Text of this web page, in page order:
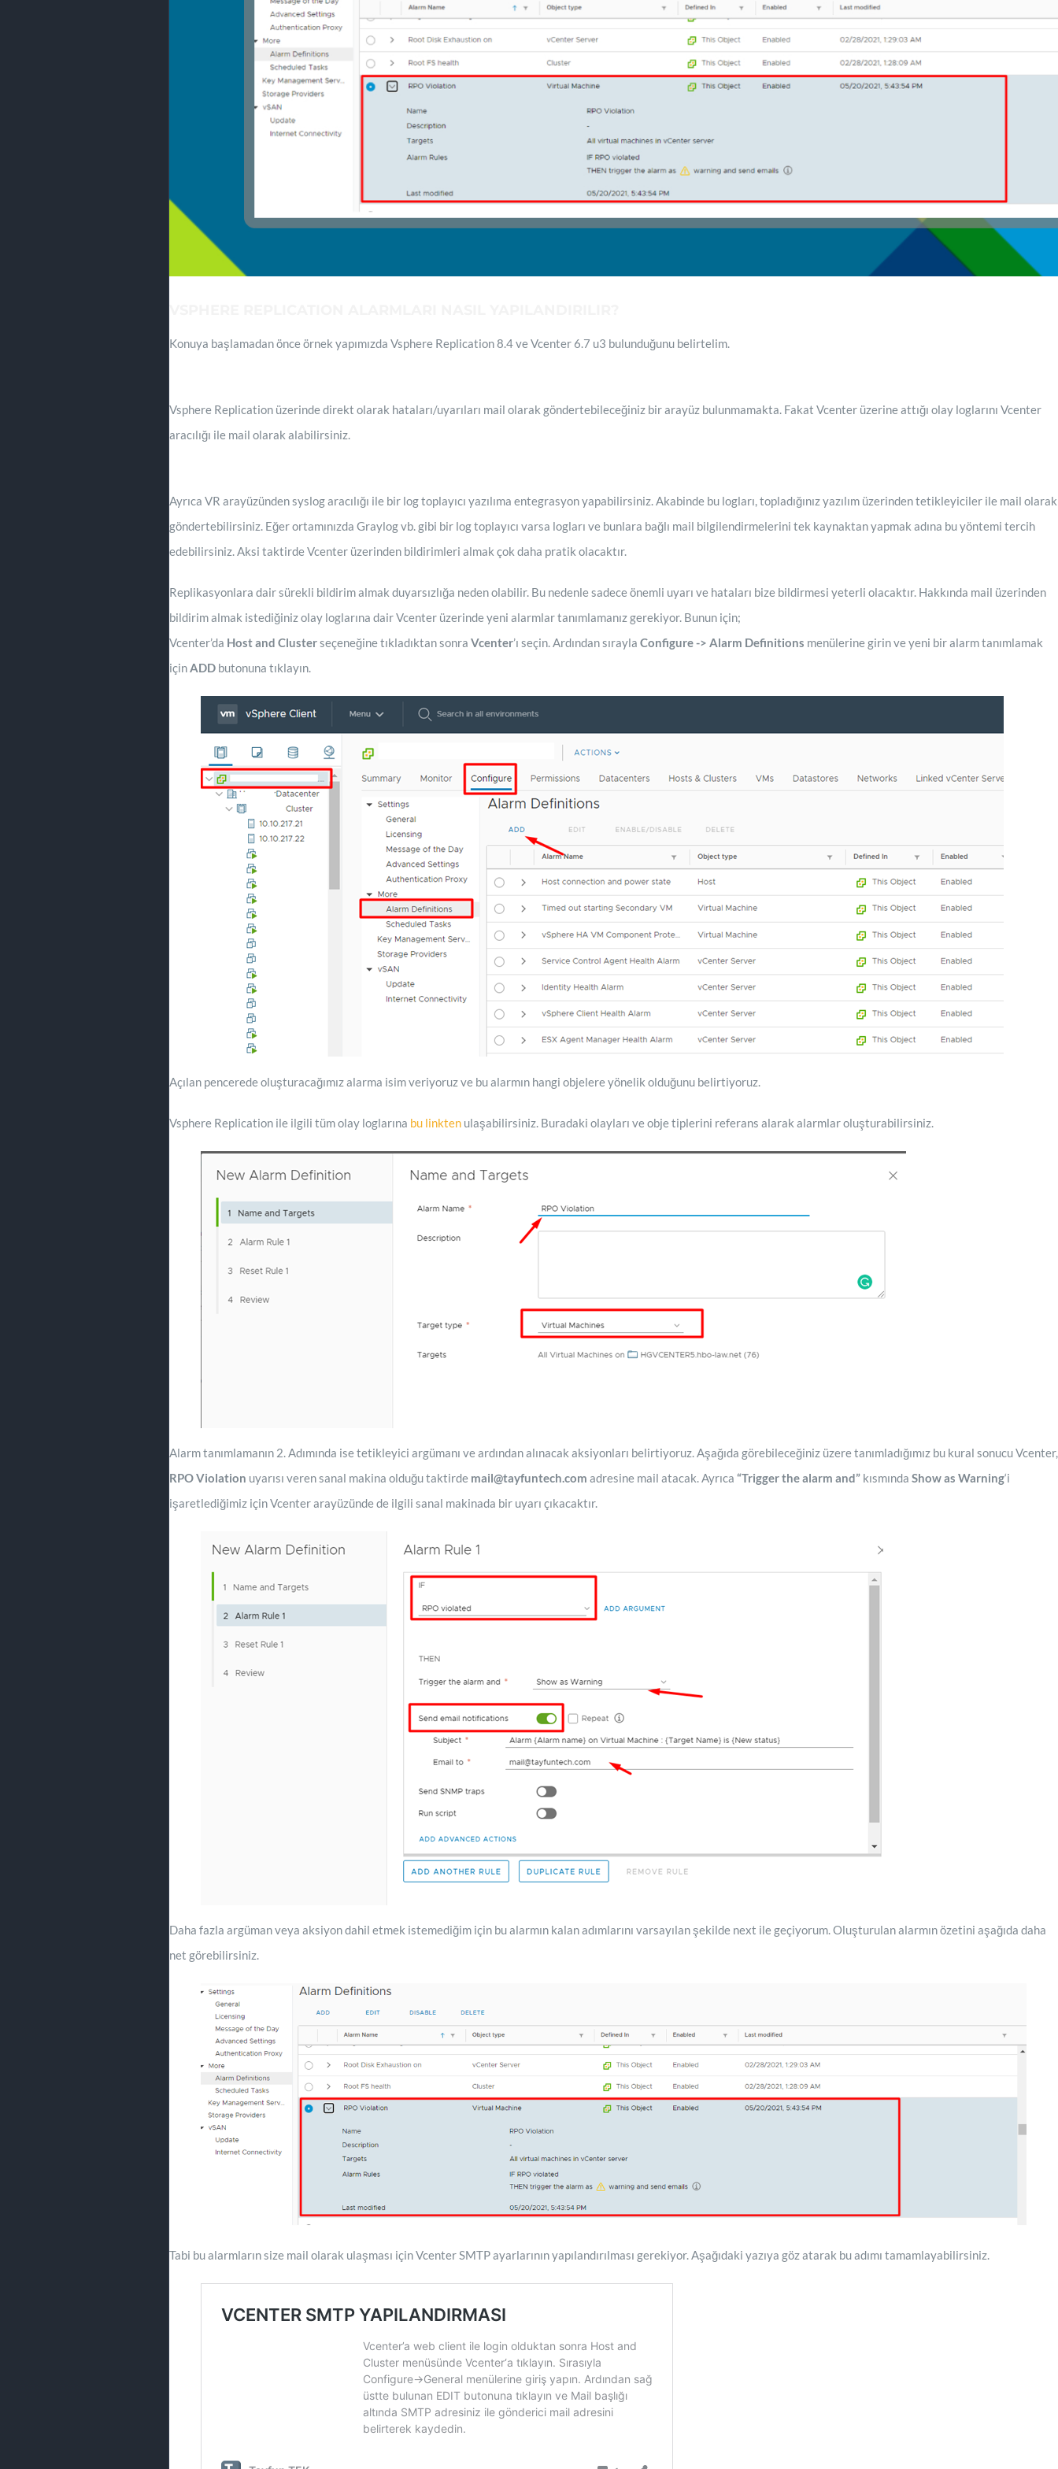
Konuya başlamadan önce örnek yapımızda Vsphere Replication 8.4 ve Vcenter 6.7 u3 bulunduğunu belirtelim.
Vsphere Replication üzerinde direkt olarak hataları/uyarıları mail olarak göndertebileceğiniz bir arayüz bulunmamakta. Fakat Vcenter üzerine attığı olay loglarını Vcenter
aracılığı ile mail olarak alabilirsiniz.
Ayrıca VR arayüzünden syslog aracılığı ile bir log toplayıcı yazılıma entegrasyon yapabilirsiniz. Akabinde bu logları, topladığınız yazılım üzerinden tetikleyiciler ile mail olarak
göndertebilirsiniz. Eğer ortamınızda Graylog vb. gibi bir log toplayıcı varsa logları ve bunlara bağlı mail bilgilendirmelerini tek kaynaktan yapmak adına bu yöntemi tercih
edebilirsiniz. Aksi taktirde Vcenter üzerinden bildirimleri almak çok daha pratik olacaktır.
Replikasyonlara dair sürekli bildirim almak duyarsızlığa neden olabilir. Bu nedenle sadece önemli uyarı ve hataları bize bildirmesi yeterli olacaktır. Hakkında mail üzerinden
bildirim almak istediğiniz olay loglarına dair Vcenter üzerinde yeni alarmlar tanımlamanız gerekiyor. Bunun için;
Vcenter’da Host and Clusterseçeneğine tıkladıktan sonra Vcenter’ı seçin. Ardından sırayla Configure -> Alarm Definitions menülerine girin ve yeni bir alarm tanımlamak
içinADD butonuna tıklayın.
Açılan pencerede oluşturacağımız alarma isim veriyoruz ve bu alarmın hangi objelere yönelik olduğunu belirtiyoruz.
Vsphere Replication ile ilgili tüm olay loglarına bu linkten ulaşabilirsiniz. Buradaki olayları ve obje tiplerini referans alarak alarmlar oluşturabilirsiniz.
Alarm tanımlamanın 2. Adımında ise tetikleyici argümanı ve ardından alınacak aksiyonları belirtiyoruz. Aşağıda görebileceğiniz üzere tanımladığımız bu kural sonucu Vcenter,
RPO Violation uyarısı veren sanal makina olduğu taktirde mail@tayfuntech.com adresine mail atacak. Ayrıca “Trigger the alarm and” kısmında Show as Warning‘i
işaretlediğimiz için Vcenter arayüzünde de ilgili sanal makinada bir uyarı çıkacaktır.
Daha fazla argüman veya aksiyon dahil etmek istemediğim için bu alarmın kalan adımlarını varsayılan şekilde next ile geçiyorum. Oluşturulan alarmın özetini aşağıda daha
net görebilirsiniz.
Tabi bu alarmların size mail olarak ulaşması için Vcenter SMTP ayarlarının yapılandırılması gerekiyor. Aşağıdaki yazıya göz atarak bu adımı tamamlayabilirsiniz.